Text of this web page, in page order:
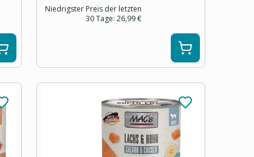
Niedrigster Preis der letzten
30 Tage: 26,99 €